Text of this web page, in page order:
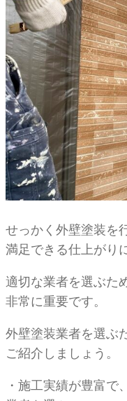
せっかく外壁塗装を
満足できる仕上がり
適切な業者を選ぶた
非常に重要です。
外壁塗装業者を選ぶ
ご紹介しましょう。
・施工実績が豊富で